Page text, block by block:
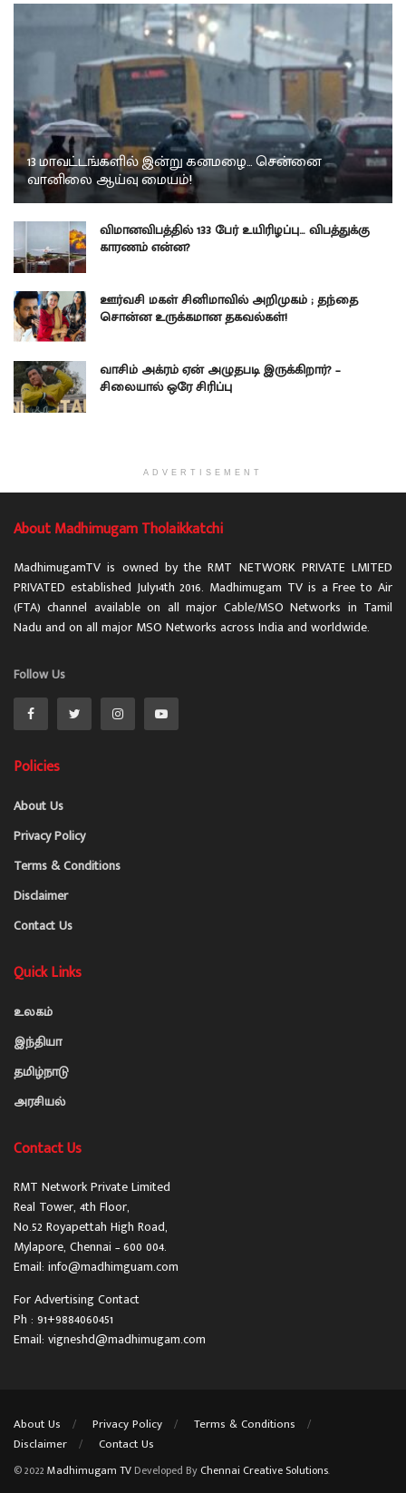
13 மாவட்டங்களில் இன்று கனமழை… சென்னை
வானிலை ஆய்வு மையம்!
விமானவிபத்தில் 133 பேர் உயிரிழப்பு… விபத்துக்கு
காரணம் என்ன?
ஊர்வசி மகள் சினிமாவில் அறிமுகம் ; தந்தை
சொன்ன உருக்கமான தகவல்கள்!
வாசிம் அக்ரம் ஏன் அழுதபடி இருக்கிறார்? –
சிலையால் ஒரே சிரிப்பு
ADVERTISEMENT
About Madhimugam Tholaikkatchi
MadhimugamTV is owned by the RMT NETWORK PRIVATE LMITED
PRIVATED established July14th 2016. Madhimugam TV is a Free to Air
(FTA) channel available on all major Cable/MSO Networks in Tamil
Nadu and on all major MSO Networks across India and worldwide.
Follow Us
Policies
About Us
Privacy Policy
Terms & Conditions
Disclaimer
Contact Us
Quick Links
உலகம்
இந்தியா
தமிழ்நாடு
அரசியல்
Contact Us
RMT Network Private Limited
Real Tower, 4th Floor,
No.52 Royapettah High Road,
Mylapore, Chennai – 600 004.
Email: info@madhimguam.com
For Advertising Contact
Ph : 91+9884060451
Email: vigneshd@madhimugam.com
About Us Privacy Policy
Terms & Conditions
Disclaimer
Contact Us
© 2022 Madhimugam TV Developed By Chennai Creative Solutions.